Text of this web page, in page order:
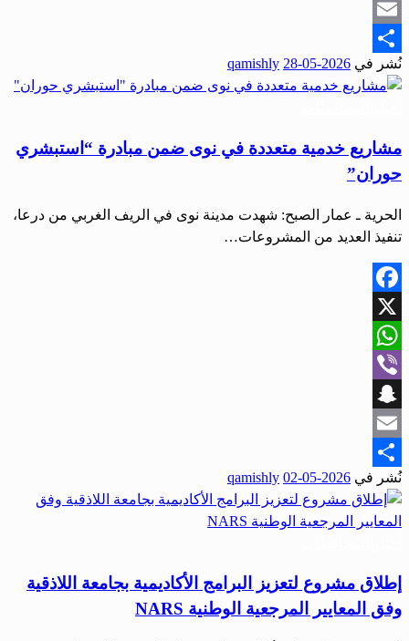
Snapchat
Email
Share
نُشر في 2026-05-28
qamishly
مشاريع خدمية متعددة في نوى ضمن مبادرة “استبشري
حوران”
الحرية ـ عمار الصبح: شهدت مدينة نوى في الريف الغربي من درعا،
تنفيذ العديد من المشروعات…
Facebook
X
WhatsApp
Viber
Snapchat
Email
Share
نُشر في 2026-05-02
qamishly
إطلاق مشروع لتعزيز البرامج الأكاديمية بجامعة اللاذقية
وفق المعايير المرجعية الوطنية NARS